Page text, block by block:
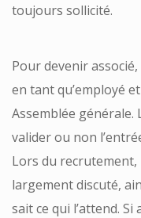
toujours sollicité.
Pour devenir
en tant qu’employé
Assemblée
valider ou non
Lors du
largement discuté,
sait ce qui l’attend. Si